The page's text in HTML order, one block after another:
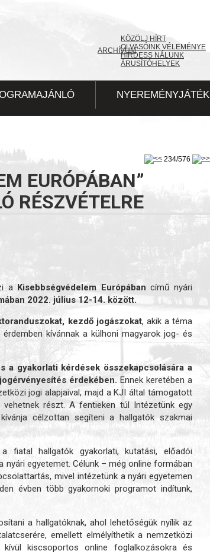
ARCHÍVUM
KÖZÖLJ HÍRT
OLVASÓINK VÉLEMÉNYE
HIRDESS NÁLUNK
ÁRUSÍTÓHELYEK
NYEREMÉNYJÁTÉK
234/576
EURÓPÁBAN”
RÉSZVÉTELRE
a Kisebbségvédelem Európában című nyári
2022. július 12-14. között.
kezdő jogászokat, akik a téma
kívánnak a külhoni magyarok jog- és
a gyakorlati kérdések összekapcsolására a
érdekében. Ennek keretében a
jogi alapjaival, majd a KJI által támogatott
vehetnek részt. A fentieken túl Intézetünk egy
célzottan segíteni a hallgatók szakmai
hallgatók gyakorlati, kutatási, előadói
egyetemet. Célunk – még online formában
mivel intézetünk a nyári egyetemen
évben több gyakornoki programot indítunk,
a hallgatóknak, ahol lehetőségük nyílik az
emellett elmélyíthetik a nemzetközi
kívül kiscsoportos online foglalkozásokra és